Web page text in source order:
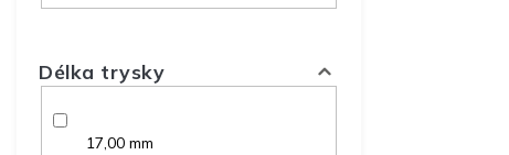
Délka trysky
17,00 mm